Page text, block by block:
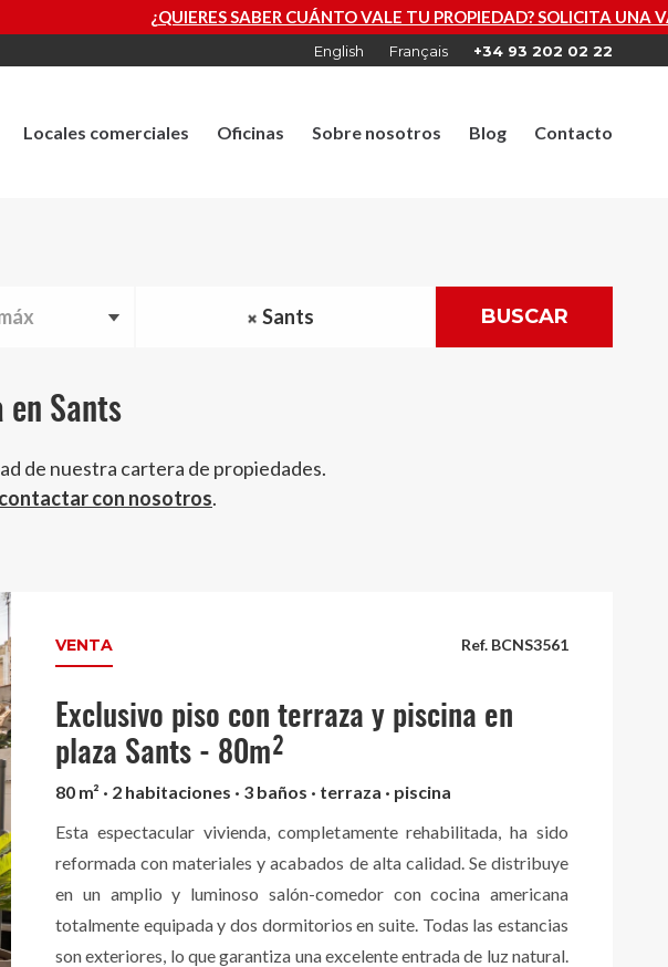
¿QUIERES SABER CUÁNTO VALE TU PROPIEDAD? SOLICITA UNA
English Français +34 93 202 02 22
Locales comerciales Oficinas Sobre nosotros Blog Contacto
Sants BUSCAR
en Sants
de nuestra cartera de propiedades.
contactar con nosotros.
Ref. BCNS3561
VENTA
Exclusivo piso con terraza y piscina en
plaza Sants - 80m²
80 m² · 2 habitaciones · 3 baños · terraza · piscina
Esta espectacular vivienda, completamente rehabilitada, ha sido
reformada con materiales y acabados de alta calidad. Se distribuye
en un amplio y luminoso salón-comedor con cocina americana
totalmente equipada y dos dormitorios en suite. Todas las estancias
son exteriores, lo que garantiza una excelente entrada de luz natural.